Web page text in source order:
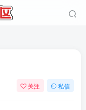
关注 私信